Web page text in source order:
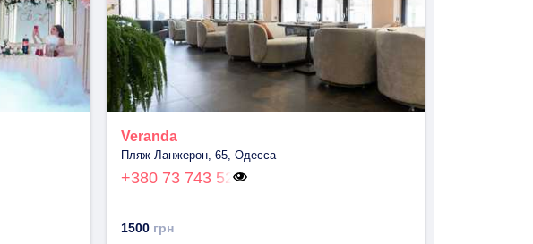
Veranda
Пляж Ланжерон, 65, Одесса
+380 73 743 52
1500грн